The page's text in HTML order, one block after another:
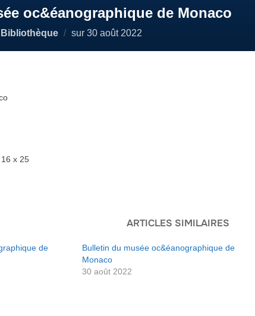
oc&éanographique de Monaco
Bibliothèque sur Publié
30 août 2022
x 25
ARTICLES SIMILAIRES
de
Bulletin du musée oc&éanographique de
Monaco
30 août 2022